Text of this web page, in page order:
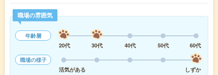
職場の雰囲気
年齢層
20代
30代 40代 50代
60代
職場の様子
活気がある
しずか